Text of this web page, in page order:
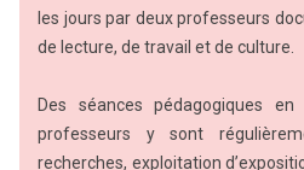
les jours par deux professeurs
de lecture, de travail et de culture.
Des séances pédagogiques
professeurs y sont
recherches, exploitation